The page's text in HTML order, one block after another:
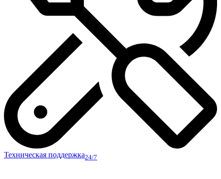
Техническая поддержка24/7